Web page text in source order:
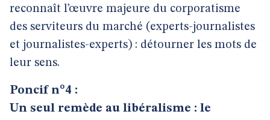
reconnaît l’œuvre majeure du corporatisme
des serviteurs du marché (experts-journalistes
et journalistes-experts) : détourner les mots de
leur sens.
Poncif n°4 :
Un seul remède au libéralisme : le